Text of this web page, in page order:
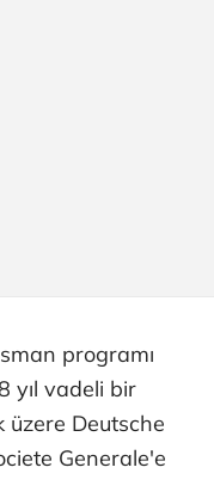
programı
yıl vadeli bir
üzere Deutsche
Generale'e